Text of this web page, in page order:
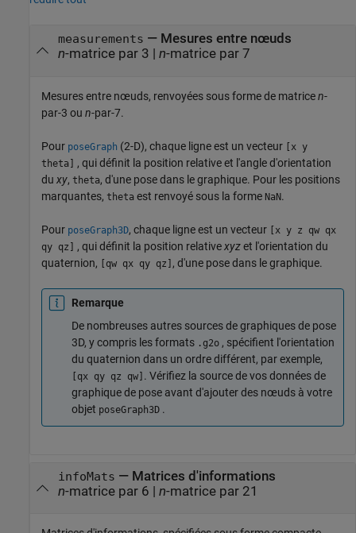
measurements — Mesures entre nœuds
n-matrice par 3 | n-matrice par 7
Mesures entre nœuds, renvoyées sous forme de matricen-
par-3 ou n-par-7.
Pour poseGraph (2-D), chaque ligne est un vecteur [x y
theta] , qui définit la position relative et l'angle d'orientation
du xy, theta, d'une pose dans le graphique. Pour les positions
marquantes, theta est renvoyé sous la forme NaN.
Pour poseGraph3D, chaque ligne est un vecteur [x y z qw qx
qy qz] , qui définit la position relativexyzet l'orientation du
quaternion, [qw qx qy qz] , d'une pose dans le graphique.
Remarque
De nombreuses autres sources de graphiques de pose
3D, y compris les formats .g2o , spécifient l'orientation
du quaternion dans un ordre différent, par exemple,
[qx qy qz qw] . Vérifiez la source de vos données de
graphique de pose avant d'ajouter des nœuds à votre
objet poseGraph3D .
infoMats — Matrices d'informations
n-matrice par 6 | n-matrice par 21